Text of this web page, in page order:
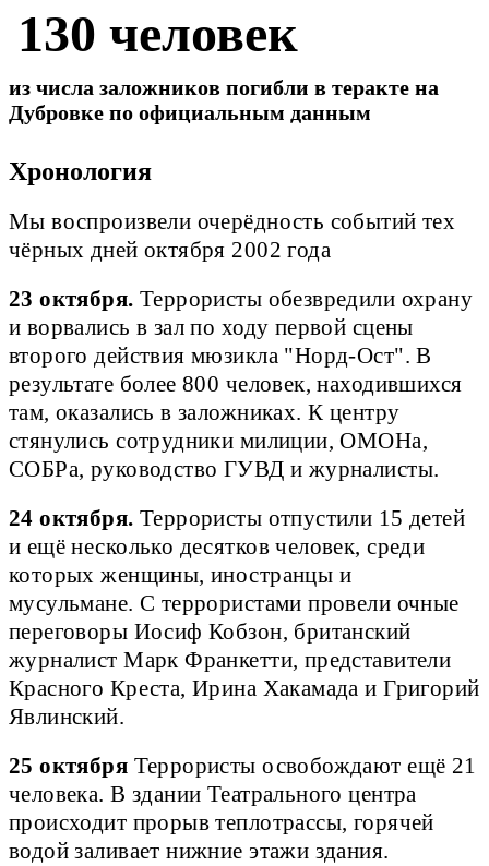
130 человек
из числа заложников погибли в теракте на
Дубровке по официальным данным
Хронология
Мы воспроизвели очерёдность событий тех
чёрных дней октября 2002 года
23 октября. Террористы обезвредили охрану
и ворвались в зал по ходу первой сцены
второго действия мюзикла "Норд-Ост". В
результате более 800 человек, находившихся
там, оказались в заложниках. К центру
стянулись сотрудники милиции, ОМОНа,
СОБРа, руководство ГУВД и журналисты.
24 октября. Террористы отпустили 15 детей
и ещё несколько десятков человек, среди
которых женщины, иностранцы и
мусульмане. С террористами провели очные
переговоры Иосиф Кобзон, британский
журналист Марк Франкетти, представители
Красного Креста, Ирина Хакамада и Григорий
Явлинский.
25 октября Террористы освобождают ещё 21
человека. В здании Театрального центра
происходит прорыв теплотрассы, горячей
водой заливает нижние этажи здания.